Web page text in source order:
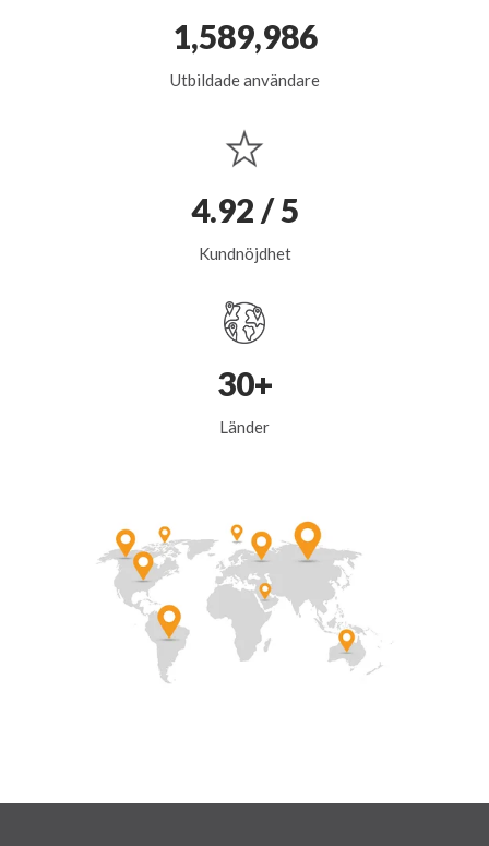
1,589,986
Utbildade användare
4.92 / 5
Kundnöjdhet
30+
Länder